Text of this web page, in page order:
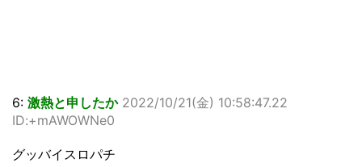
6: 激熱と申したか 2022/10/21(金) 10:58:47.22
ID:+mAWOWNe0
グッバイスロパチ